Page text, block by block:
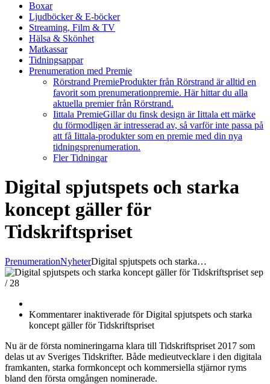
Boxar
Ljudböcker & E-böcker
Streaming, Film & TV
Hälsa & Skönhet
Matkassar
Tidningsappar
Prenumeration med Premie
Rörstrand PremieProdukter från Rörstrand är alltid en
favorit som prenumerationpremie. Här hittar du alla
aktuella premier från Rörstrand.
Iittala PremieGillar du finsk design är Iittala ett märke
du förmodligen är intresserad av, så varför inte passa på
att få Iittala-produkter som en premie med din nya
tidningsprenumeration.
Fler Tidningar
Digital spjutspets och starka
koncept gäller för
Tidskriftspriset
PrenumerationNyheterDigital spjutspets och starka…
sep
/ 28
Kommentarer inaktiverade för Digital spjutspets och starka
koncept gäller för Tidskriftspriset
Nu är de första nomineringarna klara till Tidskriftspriset 2017 som
delas ut av Sveriges Tidskrifter. Både medieutvecklare i den digitala
framkanten, starka formkoncept och kommersiella stjärnor ryms
bland den första omgången nominerade.